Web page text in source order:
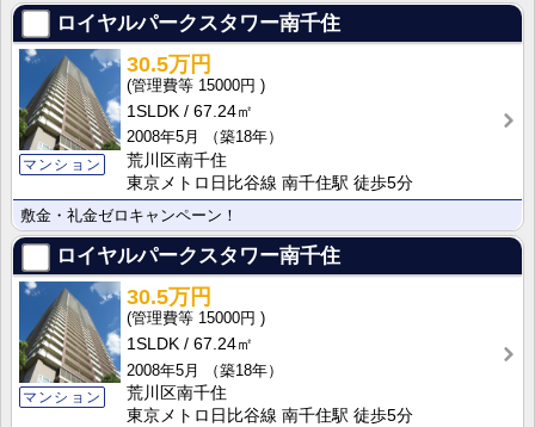
ロイヤルパークスタワー南千住
マンション
30.5万円
15000円
1SLDK
67.24㎡
2008年5月
（築18年）
荒川区南千住
東京メトロ日比谷線 南千住駅 徒歩5分
敷金・礼金ゼロキャンペーン！
ロイヤルパークスタワー南千住
マンション
30.5万円
15000円
1SLDK
67.24㎡
2008年5月
（築18年）
荒川区南千住
東京メトロ日比谷線 南千住駅 徒歩5分